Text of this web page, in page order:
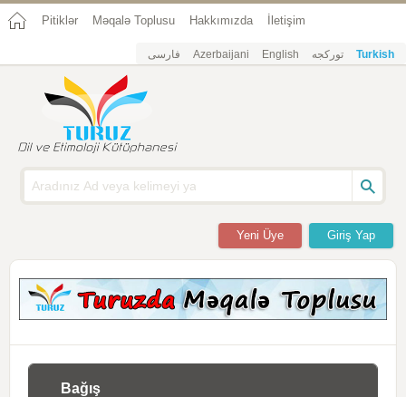
Pitiklər Məqalə Toplusu Hakkımızda İletişim
فارسی Azerbaijani English تورکجه Turkish
Giriş Yap
Yeni Üye
Bağış